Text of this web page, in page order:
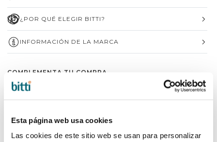
Esta página web usa cookies
Las cookies de este sitio web se usan para personalizar
¿POR QUÉ ELEGIR BITTI?
INFORMACIÓN DE LA MARCA
COMPLEMENTA TU COMPRA